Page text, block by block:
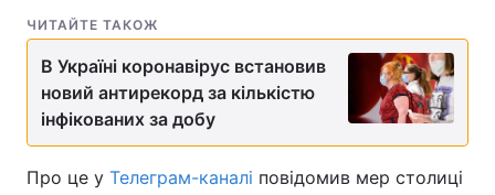
ЧИТАЙТЕ ТАКОЖ
В Україні коронавірус встановив
новий антирекорд за кількістю
інфікованих за добу
Про це у Телеграм-каналі повідомив мер столиці